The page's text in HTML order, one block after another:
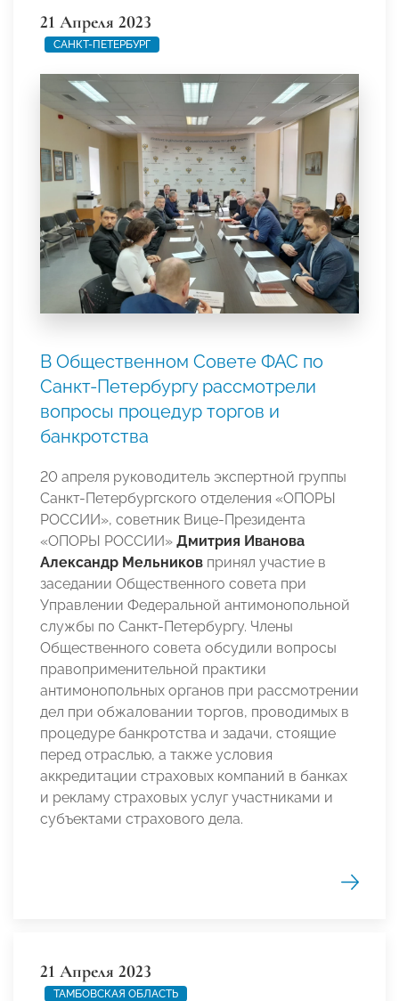
21 Апреля 2023
САНКТ-ПЕТЕРБУРГ
В Общественном Совете ФАС по
Санкт-Петербургу рассмотрели
вопросы процедур торгов и
банкротства
20 апреля руководитель экспертной группы
Санкт-Петербургского отделения «ОПОРЫ
РОСCИИ», советник Вице-Президента
«ОПОРЫ РОССИИ» Дмитрия Иванова
Александр Мельников принял участие в
заседании Общественного совета при
Управлении Федеральной антимонопольной
службы по Санкт-Петербургу. Члены
Общественного совета обсудили вопросы
правоприменительной практики
антимонопольных органов при рассмотрении
дел при обжаловании торгов, проводимых в
процедуре банкротства и задачи, стоящие
перед отраслью, а также условия
аккредитации страховых компаний в банках
и рекламу страховых услуг участниками и
субъектами страхового дела.
21 Апреля 2023
ТАМБОВСКАЯ ОБЛАСТЬ